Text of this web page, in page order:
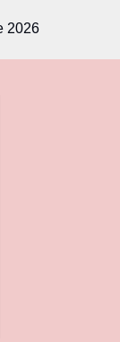
2026